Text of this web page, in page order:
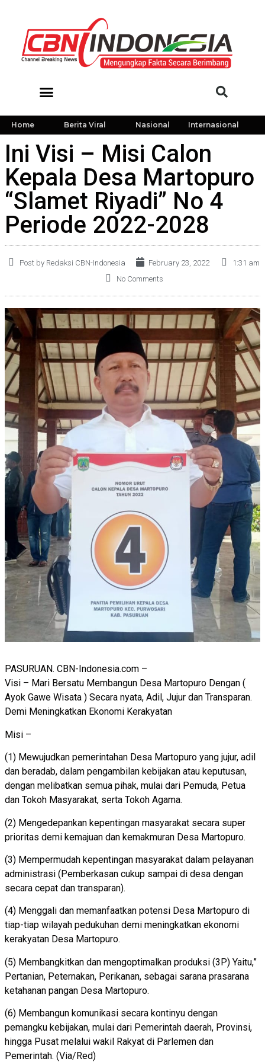
Home Berita Viral Nasional Internasional
Ini Visi – Misi Calon
Kepala Desa Martopuro
“Slamet Riyadi” No 4
Periode 2022-2028
Post by Redaksi CBN-Indonesia February 23, 2022
1:31 am
No Comments
PASURUAN. CBN-Indonesia.com –
Visi – Mari Bersatu Membangun Desa Martopuro Dengan (
Ayok Gawe Wisata ) Secara nyata, Adil, Jujur dan Transparan.
Demi Meningkatkan Ekonomi Kerakyatan
Misi –
(1) Mewujudkan pemerintahan Desa Martopuro yang jujur, adil
dan beradab, dalam pengambilan kebijakan atau keputusan,
dengan melibatkan semua pihak, mulai dari Pemuda, Petua
dan Tokoh Masyarakat, serta Tokoh Agama.
(2) Mengedepankan kepentingan masyarakat secara super
prioritas demi kemajuan dan kemakmuran Desa Martopuro.
(3) Mempermudah kepentingan masyarakat dalam pelayanan
administrasi (Pemberkasan cukup sampai di desa dengan
secara cepat dan transparan).
(4) Menggali dan memanfaatkan potensi Desa Martopuro di
tiap-tiap wilayah pedukuhan demi meningkatkan ekonomi
kerakyatan Desa Martopuro.
(5) Membangkitkan dan mengoptimalkan produksi (3P) Yaitu,”
Pertanian, Peternakan, Perikanan, sebagai sarana prasarana
ketahanan pangan Desa Martopuro.
(6) Membangun komunikasi secara kontinyu dengan
pemangku kebijakan, mulai dari Pemerintah daerah, Provinsi,
hingga Pusat melalui wakil Rakyat di Parlemen dan
Pemerintah. (Via/Red)